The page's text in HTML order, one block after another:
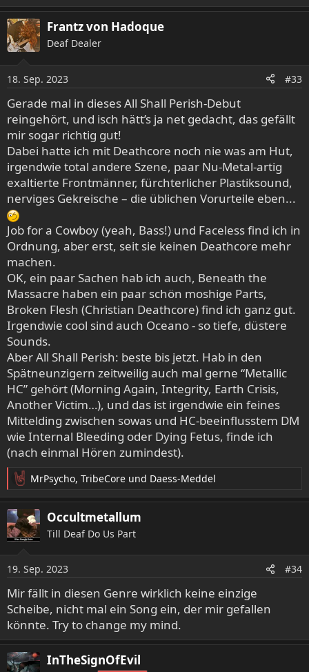
Frantz von Hadoque
Deaf Dealer
18. Sep. 2023 #33
Gerade mal in dieses All Shall Perish-Debut
reingehört, und isch hätt’s ja net gedacht, das gefällt
mir sogar richtig gut!
Dabei hatte ich mit Deathcore noch nie was am Hut,
irgendwie total andere Szene, paar Nu-Metal-artig
exaltierte Frontmänner, fürchterlicher Plastiksound,
nerviges Gekreische – die üblichen Vorurteile eben...
Job for a Cowboy (yeah, Bass!) und Faceless find ich in
Ordnung, aber erst, seit sie keinen Deathcore mehr
machen.
OK, ein paar Sachen hab ich auch, Beneath the
Massacre haben ein paar schön moshige Parts,
Broken Flesh (Christian Deathcore) find ich ganz gut.
Irgendwie cool sind auch Oceano - so tiefe, düstere
Sounds.
Aber All Shall Perish: beste bis jetzt. Hab in den
Spätneunzigern zeitweilig auch mal gerne “Metallic
HC” gehört (Morning Again, Integrity, Earth Crisis,
Another Victim…), und das ist irgendwie ein feines
Mittelding zwischen sowas und HC-beeinflusstem DM
wie Internal Bleeding oder Dying Fetus, finde ich
(nach einmal Hören zumindest).
R
e
a
k
t
n
e
n
:
MrPsycho, TribeCore und Daess-Meddel
Occultmetallum
Till Deaf Do Us Part
19. Sep. 2023 #34
Mir fällt in diesen Genre wirklich keine einzige
Scheibe, nicht mal ein Song ein, der mir gefallen
könnte. Try to change my mind.
InTheSignOfEvil